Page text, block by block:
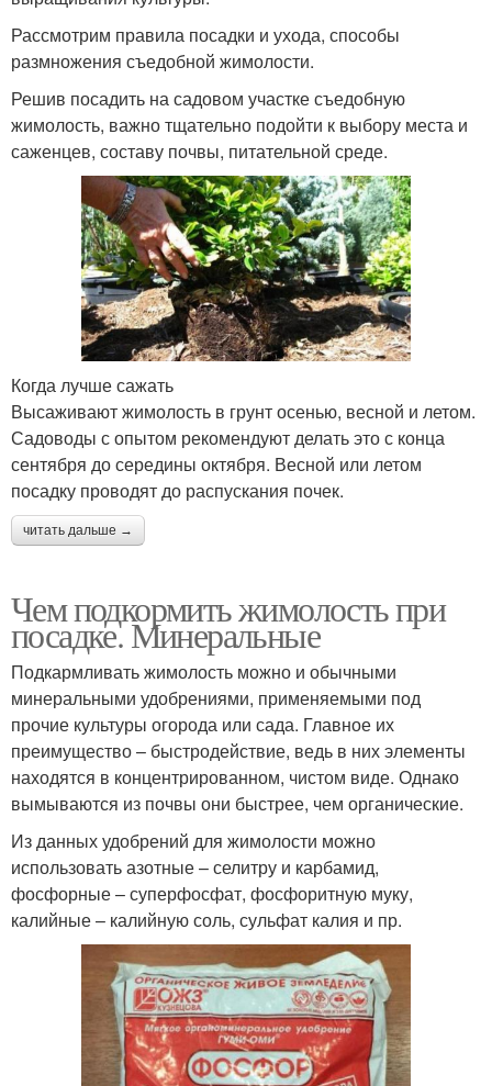
Рассмотрим правила посадки и ухода, способы
размножения съедобной жимолости.
Решив посадить на садовом участке съедобную
жимолость, важно тщательно подойти к выбору места и
саженцев, составу почвы, питательной среде.
Когда лучше сажать
Высаживают жимолость в грунт осенью, весной и летом.
Садоводы с опытом рекомендуют делать это с конца
сентября до середины октября. Весной или летом
посадку проводят до распускания почек.
читать дальше →
Чем подкормить жимолость при
посадке. Минеральные
Подкармливать жимолость можно и обычными
минеральными удобрениями, применяемыми под
прочие культуры огорода или сада. Главное их
преимущество – быстродействие, ведь в них элементы
находятся в концентрированном, чистом виде. Однако
вымываются из почвы они быстрее, чем органические.
Из данных удобрений для жимолости можно
использовать азотные – селитру и карбамид,
фосфорные – суперфосфат, фосфоритную муку,
калийные – калийную соль, сульфат калия и пр.